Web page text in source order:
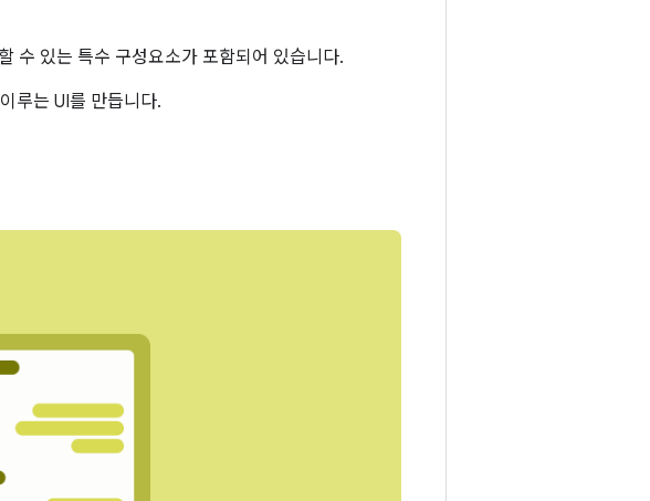
수 있는 특수 구성요소가 포함되어 있습니다.
루는 UI를 만듭니다.